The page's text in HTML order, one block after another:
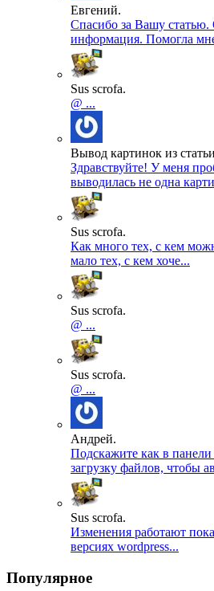
Евгений.
Спасибо за Вашу статью.
информация. Помогла
Sus scrofa.
@ ...
Вывод картинок из
Здравствуйте! У меня
выводилась не одна
Sus scrofa.
Как много тех, с кем
мало тех, с кем хоче...
Sus scrofa.
@ ...
Sus scrofa.
@ ...
Андрей.
Подскажите как в панели
загрузку файлов, чтобы
Sus scrofa.
Изменения работают
версиях wordpress...
Популярное